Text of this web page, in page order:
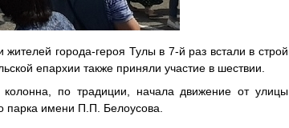
города-героя Тулы в 7-й раз встали в строй
епархии также приняли участие в шествии.
по традиции, начала движение от улицы
парка имени П.П. Белоусова.